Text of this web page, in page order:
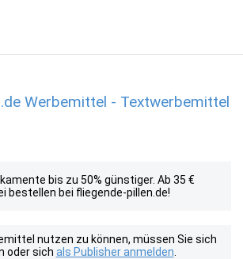
Werbemittel - Textwerbemittel
bis zu 50% günstiger. Ab 35 €
bestellen bei fliegende-pillen.de!
nutzen zu können, müssen Sie sich
oder sich als Publisher anmelden